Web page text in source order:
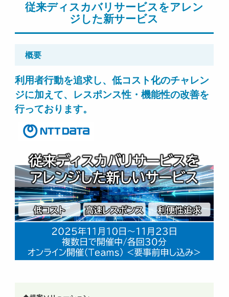
従来ディスカバリサービスをアレン
ジした新サービス
概要
利用者行動を追求し、低コスト化のチャレン
ジに加えて、レスポンス性・機能性の改善を
行っております。